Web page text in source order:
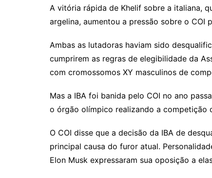
A vitória rápida de Khelif sobre a italiana,
argelina, aumentou a pressão sobre o COI
Ambas as lutadoras haviam sido
cumprirem as regras de elegibilidade da
com cromossomos XY masculinos de
Mas a IBA foi banida pelo COI no ano
o órgão olímpico realizando a competição
O COI disse que a decisão da IBA de
principal causa do furor atual.
Elon Musk expressaram sua oposição a